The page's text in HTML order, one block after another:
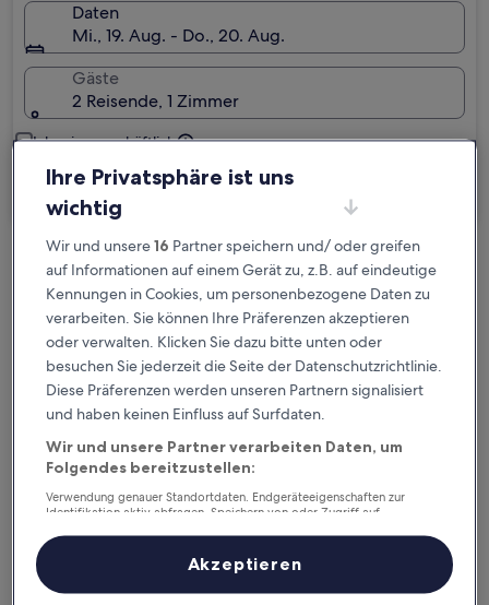
Daten
Mi., 19. Aug. - Do., 20. Aug.
Gäste
2 Reisende, 1 Zimmer
Ich reise geschäftlich
Suchen
Kostenlose Stornierung bei
Planänderungen
Verdiene Prämien für jede
wahrgenommene Übernachtung
Mehr sparen mit Preisen für Mitglieder
Überprüfe die Preise für diese Daten
5. Aug. - 6. Aug.
6. Aug. - 7. Aug.
Ihre Privatsphäre ist uns
wichtig
Wir und unsere16 Partner speichern und/ oder greifen
auf Informationen auf einem Gerät zu, z.B. auf eindeutige
Kennungen in Cookies, um personenbezogene Daten zu
verarbeiten. Sie können Ihre Präferenzen akzeptieren
oder verwalten. Klicken Sie dazu bitte unten oder
besuchen Sie jederzeit die Seite der Datenschutzrichtlinie.
Diese Präferenzen werden unseren Partnern signalisiert
und haben keinen Einfluss auf Surfdaten.
Wir und unsere Partner verarbeiten Daten, um
Folgendes bereitzustellen:
Verwendung genauer Standortdaten. Endgeräteeigenschaften zur
Identifikation aktiv abfragen. Speichern von oder Zugriff auf
Inhalte, Messung von Werbeleistung und der Performance von Inhalten,
Zielgruppenforschung sowie Entwicklung und Verbesserung von
Liste der Partner (Lieferanten)
Akzeptieren